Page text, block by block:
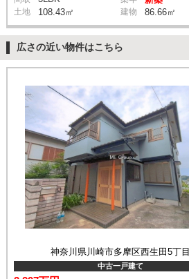
土地 108.43㎡ 建物 86.66㎡
広さの近い物件はこちら
神奈川県川崎市多摩区西生田5丁目
中古一戸建て